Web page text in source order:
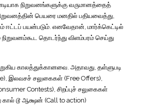
நிறுவனங்களுக்கு வருமானத்தைத்
பெயரை மனதில் பதியவைத்து
ஈட்டப் பயன்படும் எனவேதான் மார்க்கெட்டில்
நிறுவனம்கூட தொடர்ந்து விளம்பரம் செய்து
காலத்துக்கானவை அதாவது தள்ளுபடி
இலவசச் சலுகைகள் (Free Offers),
Contests), சிறப்புச் சலுகைகள்
கால் டூ ஆக்ஷன் (Call to action)